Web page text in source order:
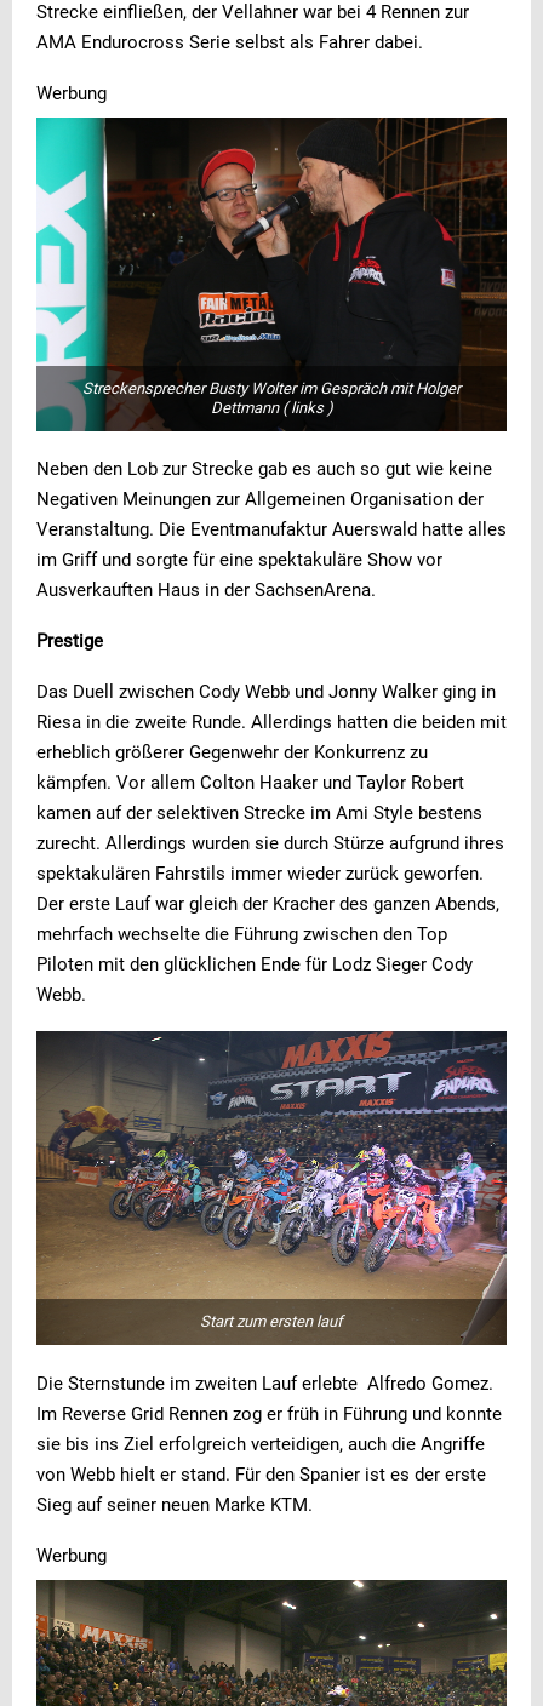
Strecke einfließen, der Vellahner war bei 4 Rennen zur
AMA Endurocross Serie selbst als Fahrer dabei.
Werbung
Streckensprecher Busty Wolter im Gespräch mit Holger
Dettmann ( links )
Neben den Lob zur Strecke gab es auch so gut wie keine
Negativen Meinungen zur Allgemeinen Organisation der
Veranstaltung. Die Eventmanufaktur Auerswald hatte alles
im Griff und sorgte für eine spektakuläre Show vor
Ausverkauften Haus in der SachsenArena.
Prestige
Das Duell zwischen Cody Webb und Jonny Walker ging in
Riesa in die zweite Runde. Allerdings hatten die beiden mit
erheblich größerer Gegenwehr der Konkurrenz zu
kämpfen. Vor allem Colton Haaker und Taylor Robert
kamen auf der selektiven Strecke im Ami Style bestens
zurecht. Allerdings wurden sie durch Stürze aufgrund ihres
spektakulären Fahrstils immer wieder zurück geworfen.
Der erste Lauf war gleich der Kracher des ganzen Abends,
mehrfach wechselte die Führung zwischen den Top
Piloten mit den glücklichen Ende für Lodz Sieger Cody
Webb.
Start zum ersten lauf
Die Sternstunde im zweiten Lauf erlebte Alfredo Gomez.
Im Reverse Grid Rennen zog er früh in Führung und konnte
sie bis ins Ziel erfolgreich verteidigen, auch die Angriffe
von Webb hielt er stand. Für den Spanier ist es der erste
Sieg auf seiner neuen Marke KTM.
Werbung